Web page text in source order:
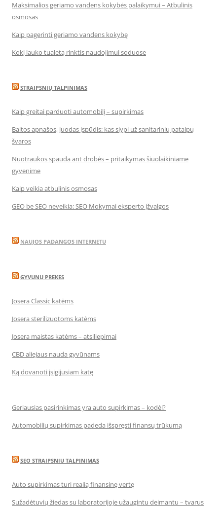
Maksimalios geriamo vandens kokybės palaikymui – Atbulinis
osmosas
Kaip pagerinti geriamo vandens kokybę
Kokį lauko tualetą rinktis naudojimui soduose
STRAIPSNIŲ TALPINIMAS
Kaip greitai parduoti automobilį – supirkimas
Baltos apnašos, juodas įspūdis: kas slypi už sanitarinių patalpų
švaros
Nuotraukos spauda ant drobės – pritaikymas šiuolaikiniame
gyvenime
Kaip veikia atbulinis osmosas
GEO be SEO neveikia: SEO Mokymai eksperto įžvalgos
NAUJOS PADANGOS INTERNETU
GYVUNU PREKES
Josera Classic katėms
Josera sterilizuotoms katėms
Josera maistas katėms – atsiliepimai
CBD aliejaus nauda gyvūnams
Ką dovanoti įsigijusiam katę
Geriausias pasirinkimas yra auto supirkimas – kodėl?
Automobilių supirkimas padeda išspręsti finansų trūkumą
SEO STRAIPSNIU TALPINIMAS
Auto supirkimas turi realią finansinę vertę
Sužadėtuvių žiedas su laboratorijoje užaugintu deimantu – tvarus